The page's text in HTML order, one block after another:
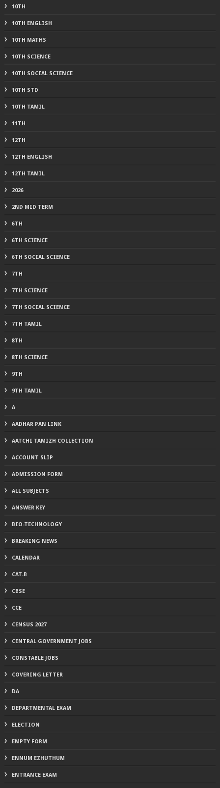
10TH
10TH ENGLISH
10TH MATHS
10TH SCIENCE
10TH SOCIAL SCIENCE
10TH STD
10TH TAMIL
11TH
12TH
12TH ENGLISH
12TH TAMIL
2026
2ND MID TERM
6TH
6TH SCIENCE
6TH SOCIAL SCIENCE
7TH
7TH SCIENCE
7TH SOCIAL SCIENCE
7TH TAMIL
8TH
8TH SCIENCE
9TH
9TH TAMIL
A
AADHAR PAN LINK
AATCHI TAMIZH COLLECTION
ACCOUNT SLIP
ADMISSION FORM
ALL SUBJECTS
ANSWER KEY
BIO-TECHNOLOGY
BREAKING NEWS
CALENDAR
CAT-B
CBSE
CCE
CENSUS 2027
CENTRAL GOVERNMENT JOBS
CONSTABLE JOBS
COVERING LETTER
DA
DEPARTMENTAL EXAM
ELECTION
EMPTY FORM
ENNUM EZHUTHUM
ENTRANCE EXAM